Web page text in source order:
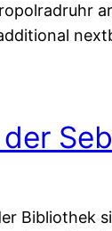
der
Bibliothek